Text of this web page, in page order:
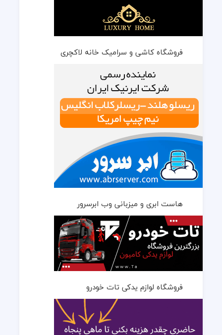
فروشگاه کاشی و سرامیک خانه لاکچری
هاست ابری و میزبانی وب ابرسرور
فروشگاه لوازم یدکی تات خودرو